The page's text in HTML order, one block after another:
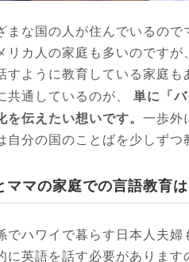
まな国の人が住んでいるの
リカ人の家庭も多いのです
すように教育している家庭も
共通しているのが、
単に「
を伝えたい想いです。 一歩外
自分の国のことばを少しずつ
ママの家庭での言語教育は
でハワイで暮らす日本人夫
に英語を話す必要がありま